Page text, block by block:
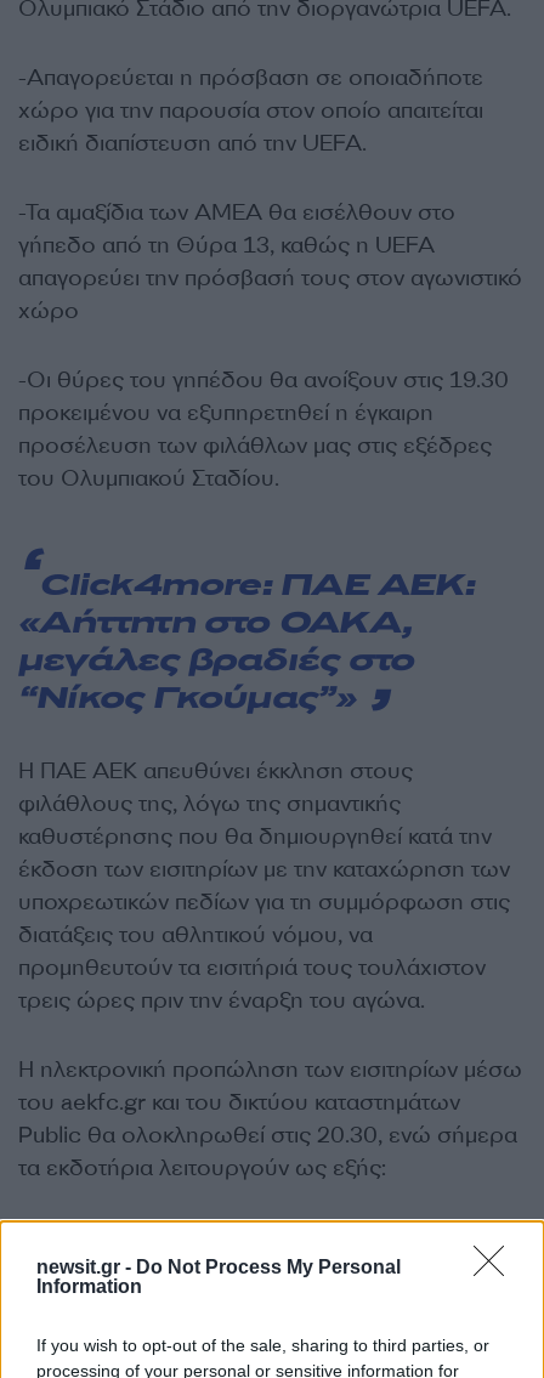
newsit.gr - Do Not Process My Personal
Information
If you wish to opt-out of the sale, sharing to third parties, or
processing of your personal or sensitive information for
Ολυμπιακό Στάδιο από την διοργανώτρια UEFA.
-Απαγορεύεται η πρόσβαση σε οποιαδήποτε
χώρο για την παρουσία στον οποίο απαιτείται
ειδική διαπίστευση από την UEFA.
-Τα αμαξίδια των ΑΜΕΑ θα εισέλθουν στο
γήπεδο από τη Θύρα 13, καθώς η UEFA
απαγορεύει την πρόσβασή τους στον αγωνιστικό
χώρο
-Οι θύρες του γηπέδου θα ανοίξουν στις 19.30
προκειμένου να εξυπηρετηθεί η έγκαιρη
προσέλευση των φιλάθλων μας στις εξέδρες
του Ολυμπιακού Σταδίου.
Click4more: ΠΑΕ ΑΕΚ:
«Αήττητη στο ΟΑΚΑ,
μεγάλες βραδιές στο
“Νίκος Γκούμας”»
Η ΠΑΕ ΑΕΚ απευθύνει έκκληση στους
φιλάθλους της, λόγω της σημαντικής
καθυστέρησης που θα δημιουργηθεί κατά την
έκδοση των εισιτηρίων με την καταχώρηση των
υποχρεωτικών πεδίων για τη συμμόρφωση στις
διατάξεις του αθλητικού νόμου, να
προμηθευτούν τα εισιτήριά τους τουλάχιστον
τρεις ώρες πριν την έναρξη του αγώνα.
Η ηλεκτρονική προπώληση των εισιτηρίων μέσω
του aekfc.gr και του δικτύου καταστημάτων
Public θα ολοκληρωθεί στις 20.30, ενώ σήμερα
τα εκδοτήρια λειτουργούν ως εξής:
15’ μετά την έναρξη του αγώνα
Λ. Κύμης από τις 18:00 έως και 15’ μετά την
έναρξη του αγώνα